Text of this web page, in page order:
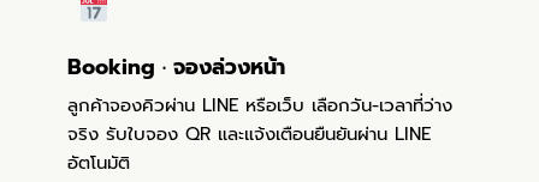
Booking · จองล่วงหน้า
ลูกค้าจองคิวผ่าน LINE หรือเว็บ เลือกวัน-เวลาที่ว่าง
จริง รับใบจอง QR และแจ้งเตือนยืนยันผ่าน LINE
อัตโนมัติ